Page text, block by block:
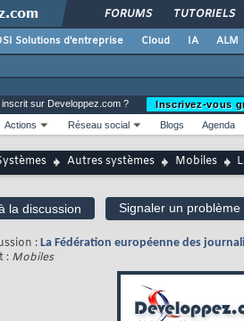
FORUMS TUTORIELS
Solutions d'entreprise Cloud IA ALM
sur Developpez.com ?
Inscrivez-vous
Actions Réseau social Blogs Agenda
Autres systèmes Mobiles
la discussion Signaler un problème
: La Fédération européenne des
: Mobiles